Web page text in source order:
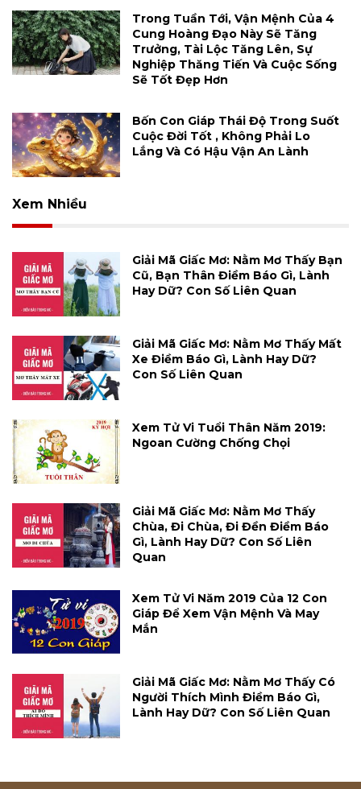
Trong Tuần Tới, Vận Mệnh Của 4
Cung Hoàng Đạo Này Sẽ Tăng
Trưởng, Tài Lộc Tăng Lên, Sự
Nghiệp Thăng Tiến Và Cuộc Sống
Sẽ Tốt Đẹp Hơn
Bốn Con Giáp Thái Độ Trong Suốt
Cuộc Đời Tốt , Không Phải Lo
Lắng Và Có Hậu Vận An Lành
Xem Nhiều
Giải Mã Giấc Mơ: Nằm Mơ Thấy Bạn
Cũ, Bạn Thân Điềm Báo Gì, Lành
Hay Dữ? Con Số Liên Quan
Giải Mã Giấc Mơ: Nằm Mơ Thấy Mất
Xe Điềm Báo Gì, Lành Hay Dữ?
Con Số Liên Quan
Xem Tử Vi Tuổi Thân Năm 2019:
Ngoan Cường Chống Chọi
Giải Mã Giấc Mơ: Nằm Mơ Thấy
Chùa, Đi Chùa, Đi Đền Điềm Báo
Gì, Lành Hay Dữ? Con Số Liên
Quan
Xem Tử Vi Năm 2019 Của 12 Con
Giáp Để Xem Vận Mệnh Và May
Mắn
Giải Mã Giấc Mơ: Nằm Mơ Thấy Có
Người Thích Mình Điềm Báo Gì,
Lành Hay Dữ? Con Số Liên Quan